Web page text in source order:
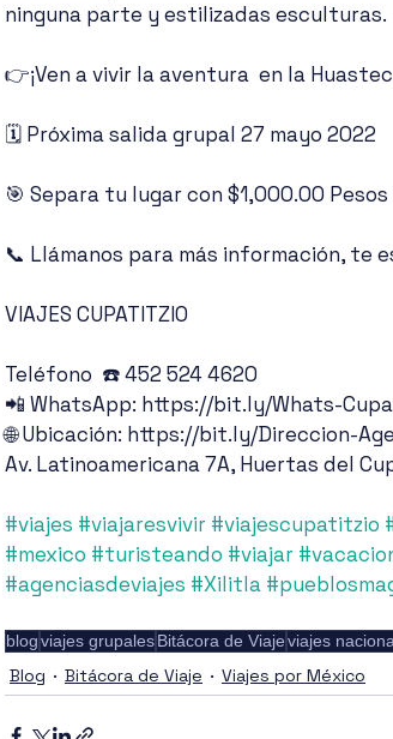
ninguna parte y estilizadas esculturas.
👉¡Ven a vivir la aventura  en la
🗓️ Próxima salida grupal 27 mayo 2022
🎯 Separa tu lugar con $1,000.00 Pesos
📞 Llámanos para más información, te
VIAJES CUPATITZIO
Teléfono  ☎️ 452 524 4620
📲 WhatsApp: https://bit.ly/Whats-
🌐 Ubicación: https://bit.ly/Direccion-
Av. Latinoamericana 7A, Huertas del
#viajes #viajaresvivir #viajescupatitzio
#mexico #turisteando #viajar
#agenciasdeviajes #Xilitla
blogviajes grupalesBitácora de Viajeviajes
Blog Bitácora de Viaje Viajes por México